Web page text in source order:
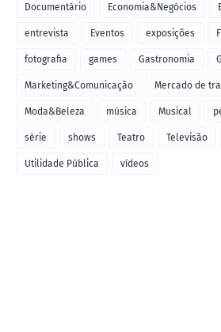
Documentário Economia&Negócios
entrevista Eventos exposições
fotografia games Gastronomia
Marketing&Comunicação Mercado de
Moda&Beleza música Musical
série shows Teatro Televisão
Utilidade Pública vídeos